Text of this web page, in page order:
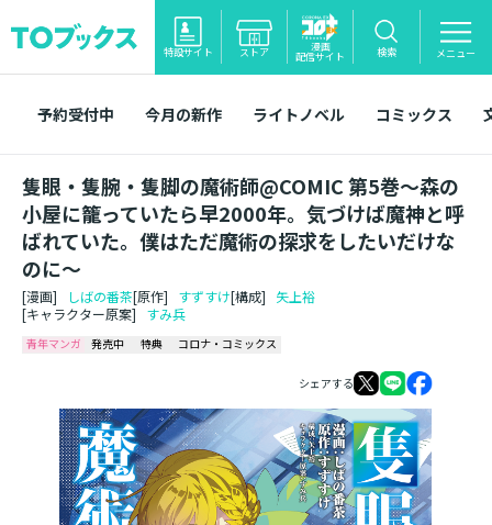
特設サイト ストア 漫画
配信サイト 検索 メニュー
予約受付中 今月の新作 ライトノベル コミックス
隻眼・隻腕・隻脚の魔術師@COMIC 第5巻～森の
小屋に籠っていたら早2000年。気づけば魔神と呼
ばれていた。僕はただ魔術の探求をしたいだけな
のに～
[漫画] しばの番茶[原作] すずすけ[構成] 矢上裕
[キャラクター原案] すみ兵
青年マンガ 発売中 特典 コロナ・コミックス
シェアする